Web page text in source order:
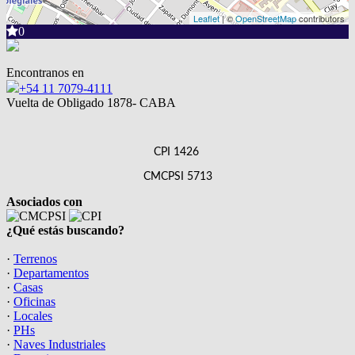
Leaflet| ©OpenStreetMapcontributors
0
Encontranos en
+54 11 7079-4111
Vuelta de Obligado 1878- CABA
CPI 1426
CMCPSI 5713
Asociados con
¿Qué estás buscando?
· Terrenos
· Departamentos
· Casas
· Oficinas
· Locales
· PHs
· Naves Industriales